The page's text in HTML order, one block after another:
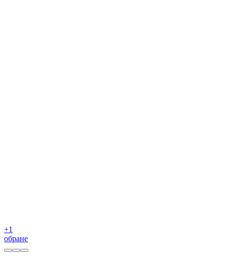
+1
обране